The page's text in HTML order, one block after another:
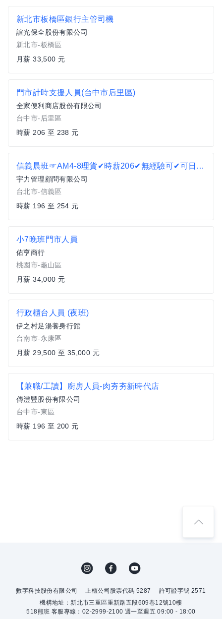
新北市板橋區銀行主管司機
誼光保全股份有限公司
新北市-板橋區
月薪 33,500 元
門市計時支援人員(台中市后里區)
全家便利商店股份有限公司
台中市-后里區
時薪 206 至 238 元
信義晨班☞AM4-8理貨✔時薪206✔無經驗可✔可日領T2
宇力管理顧問有限公司
台北市-信義區
時薪 196 至 254 元
小7晚班門市人員
佑亨商行
桃園市-龜山區
月薪 34,000 元
行政櫃台人員 (夜班)
伊之村足湯養身行館
台南市-永康區
月薪 29,500 至 35,000 元
【兼職/工讀】廚房人員-肉夯夯新時代店
傳澧豐股份有限公司
台中市-東區
時薪 196 至 200 元
數字科技股份有限公司 上櫃公司股票代碼 5287
許可證字號 2571
機構地址：新北市三重區重新路五段609巷12號10樓
518熊班 客服專線：02-2999-2100 週一至週五 09:00 - 18:00